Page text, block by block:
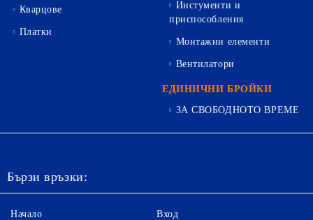
Кварцове
Платки
Инстументи и
приспособления
Монтажни елементи
Вентилатори
ЕДИНИЧНИ БРОЙКИ
ЗА СВОБОДНОТО ВРЕМЕ
Бързи връзки:
Начало Вход